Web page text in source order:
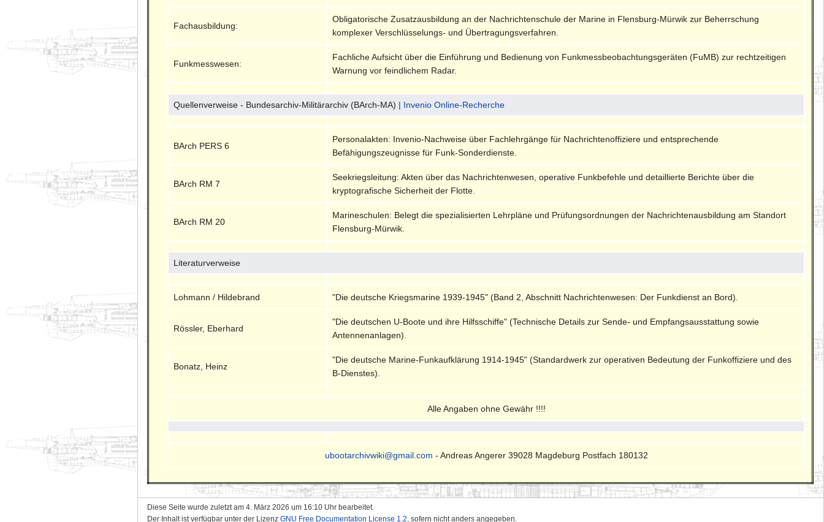
Fachausbildung:
Obligatorische Zusatzausbildung an der Nachrichtenschule der Marine in Flensburg-Mürwik zur Beherrschung
komplexer Verschlüsselungs- und Übertragungsverfahren.
Funkmesswesen:
Fachliche Aufsicht über die Einführung und Bedienung von Funkmessbeobachtungsgeräten (FuMB) zur rechtzeitigen
Warnung vor feindlichem Radar.
Quellenverweise - Bundesarchiv-Militärarchiv (BArch-MA) | Invenio Online-Recherche
BArch PERS 6
Personalakten: Invenio-Nachweise über Fachlehrgänge für Nachrichtenoffiziere und entsprechende
Befähigungszeugnisse für Funk-Sonderdienste.
BArch RM 7
Seekriegsleitung: Akten über das Nachrichtenwesen, operative Funkbefehle und detaillierte Berichte über die
kryptografische Sicherheit der Flotte.
BArch RM 20
Marineschulen: Belegt die spezialisierten Lehrpläne und Prüfungsordnungen der Nachrichtenausbildung am Standort
Flensburg-Mürwik.
Literaturverweise
Lohmann / Hildebrand "Die deutsche Kriegsmarine 1939-1945" (Band 2, Abschnitt Nachrichtenwesen: Der Funkdienst an Bord).
Rössler, Eberhard
"Die deutschen U-Boote und ihre Hilfsschiffe" (Technische Details zur Sende- und Empfangsausstattung sowie
Antennenanlagen).
Bonatz, Heinz
"Die deutsche Marine-Funkaufklärung 1914-1945" (Standardwerk zur operativen Bedeutung der Funkoffiziere und des
B-Dienstes).
Alle Angaben ohne Gewähr !!!!
ubootarchivwiki@gmail.com - Andreas Angerer 39028 Magdeburg Postfach 180132
Diese Seite wurde zuletzt am 4. März 2026 um 16:10 Uhr bearbeitet.
Der Inhalt ist verfügbar unter der LizenzGNU Free Documentation License 1.2 , sofern nicht anders angegeben.